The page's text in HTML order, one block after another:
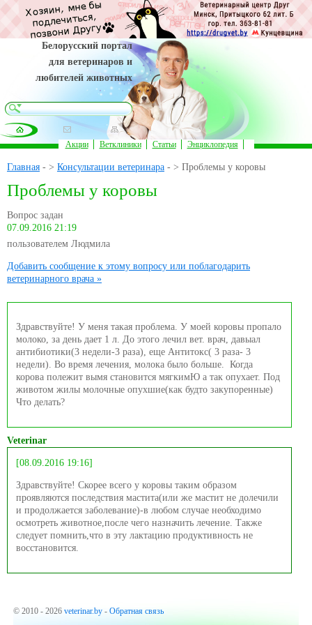
Белорусский портал
для ветеринаров и
любителей животных
Главная - > Консультации ветеринара - > Проблемы у коровы
Проблемы у коровы
Вопрос задан
07.09.2016 21:19
пользователем Людмила
Добавить сообщение к этому вопросу или поблагодарить
ветеринарного врача »
Здравствуйте! У меня такая проблема. У моей коровы пропало
молоко, за день дает 1 л. До этого лечил вет. врач, давыал
антибиотики(3 недели-3 раза), еще Антитокс( 3 раза- 3
недели). Во время лечения, молока было больше. Когда
корова полежит вымя становится мягкимЮ а так опухает. Под
животом жилы молочные опухшие(как будто закупоренные)
Что делать?
Veterinar
[08.09.2016 19:16]
Здравствуйте! Скорее всего у коровы таким образом
проявляются последствия мастита(или же мастит не долечили
и продолжается заболевание)-в любом случае необходимо
осмотреть животное,после чего назначить лечение. Также
следует помнить,что в эту лактацию продуктивность не
восстановится.
Акции Ветклиники Статьи Энциклопедия
© 2010 - 2026 veterinar.by - Обратная связь